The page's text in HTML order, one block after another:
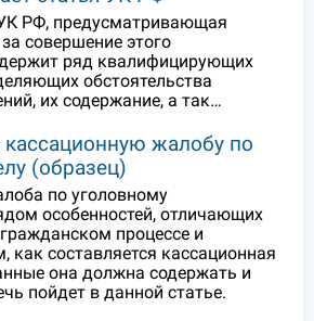
РФ, предусматривающая
совершение этого
ряд квалифицирующих
обстоятельства
их содержание, а так…
кассационную жалобу по
(образец)
по уголовному
особенностей, отличающих
процессе и
как составляется кассационная
она должна содержать и
пойдет в данной статье.